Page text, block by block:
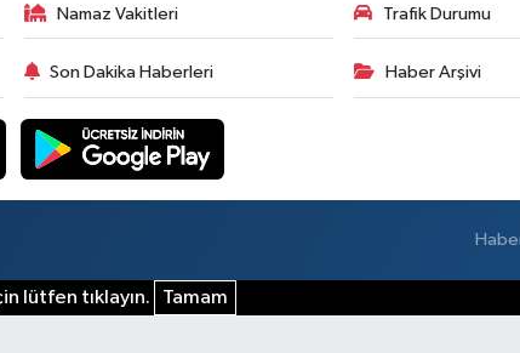
Namaz Vakitleri Trafik Durumu
Son Dakika Haberleri Haber Arşivi
lütfen tıklayın. Tamam